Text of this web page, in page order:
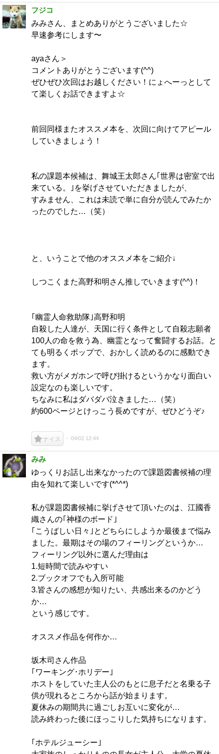
フジコ
みみさん、まとめありがとうございました☆
早速参考にします〜
ayaさん＞
コメントありがとうございます(^^)
ぜひぜひ次回はお越しください！にょへーっとして
て楽しくお話できますよ☆
前回同様またオススメ本を、次回に向けてアピール
していきましょう！
私の課題本候補は、舞城王太郎さん｢世界は密室で出
来ている。｣を挙げさせていただきましたが、
すみません、これは未読で単に自分が読んでみたか
ったのでした…（笑）
と、いうことで他のオススメ本をご紹介↓
しつこくまた高野和明さん推しでいきます(^^)！
｢幽霊人命救助隊｣高野和明
自殺した人達が、天国に行く条件として自殺志願者
100人の命を救う為、幽霊となって奮闘するお話。と
ても明るくポップで、おかしく読めるのに感動でき
ます。
救い方がメガホンで呼び掛けるというかなり面白い
設定なのも楽しいです。
ちなみに私はダバダバ泣きました…（笑）
約600ページとけっこう長めですが、ぜひどうぞ♪
ナイス 04/02 12:44
みみ
ゆっくりお話し出来なかったので課題図書候補の理
由を知れて楽しいです(*^^*)
私が課題図書候補に挙げさせて頂いたのは、江國香
織さんの｢神様のボード｣
｢こうばしい日々｣とどちらにしようか最後まで悩み
ました。最期はその場のフィーリングというか…
フィーリング以外に選んだ理由は
1.短時間で読みやすい
2.ブックオフでも入所可能
3.皆さんの感想が知りたい、共感出来るのかどう
か…
という感じです。
オススメ作品を何作か…
坂木司さん作品
｢ワーキング･ホリデー｣
ホストをしていた主人公のもとに息子だと名乗る子
供が現れるところから話が始まります。
夏休みの期間共に過ごしお互いに変化が…
読み終わった後にほっこりした気持ちになります。
｢ホテルジューシー｣